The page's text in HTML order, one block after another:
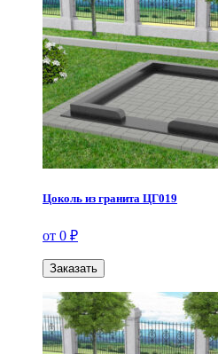
Цоколь из гранита ЦГ019
от 0 ₽
Заказать